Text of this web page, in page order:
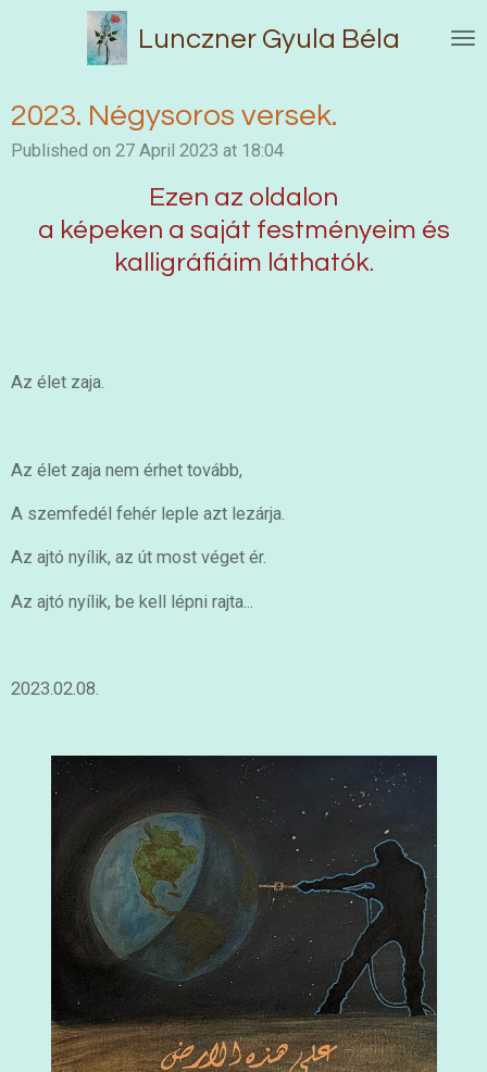
content
Lunczner Gyula Béla
2023. Négysoros versek.
Published on 27 April 2023 at 18:04
Ezen az oldalon
a képeken a saját festményeim és
kalligráfiáim láthatók.
Az élet zaja.
Az élet zaja nem érhet tovább,
A szemfedél fehér leple azt lezárja.
Az ajtó nyílik, az út most véget ér.
Az ajtó nyílik, be kell lépni rajta...
2023.02.08.